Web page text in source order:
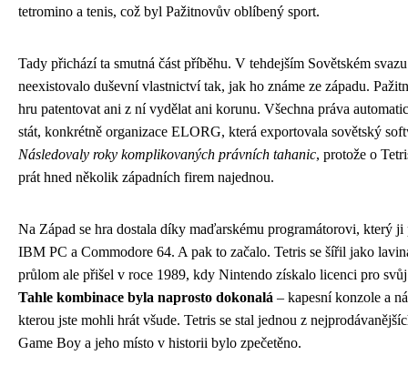
tetromino a tenis, což byl Pažitnovův oblíbený sport.
Tady přichází ta smutná část příběhu. V tehdejším Sovětském
neexistovalo duševní vlastnictví tak, jak ho známe ze západu.
hru patentovat ani z ní vydělat ani korunu. Všechna práva
stát, konkrétně organizace ELORG, která exportovala sovětský
Následovaly roky komplikovaných právních tahanic, protože o
prát hned několik západních firem najednou.
Na Západ se hra dostala díky maďarskému programátorovi, který ji
IBM PC a Commodore 64. A pak to začalo. Tetris se šířil jako
průlom ale přišel v roce 1989, kdy Nintendo získalo licenci pro
Tahle kombinace byla naprosto dokonalá – kapesní konzole a
kterou jste mohli hrát všude. Tetris se stal jednou z
Game Boy a jeho místo v historii bylo zpečetěno.